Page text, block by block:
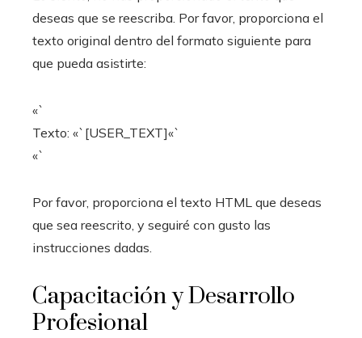
deseas que se reescriba. Por favor, proporciona el
texto original dentro del formato siguiente para
que pueda asistirte:
«`
Texto: «`[USER_TEXT]«`
«`
Por favor, proporciona el texto HTML que deseas
que sea reescrito, y seguiré con gusto las
instrucciones dadas.
Capacitación y Desarrollo
Profesional